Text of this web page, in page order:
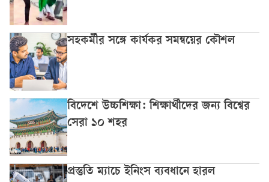
সহকর্মীর সঙ্গে কার্যকর সমন্বয়ের কৌশল
বিদেশে উচ্চশিক্ষা: শিক্ষার্থীদের জন্য বিশ্বের
সেরা ১০ শহর
প্রস্তুতি ম্যাচে ইনিংস ব্যবধানে হারল